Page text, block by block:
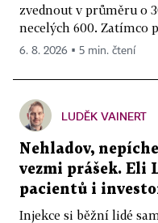
zvednout v průměru o
necelých 600. Zatímco
6. 8. 2026 ▪ 5 min. čtení
LUDĚK VAINERT
Nehladov,
vezmi prášek. Eli
pacientů i
Injekce si běžní lidé